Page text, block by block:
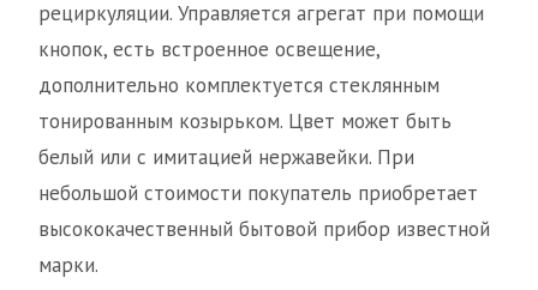
рециркуляции. Управляется агрегат при помощи
кнопок, есть встроенное освещение,
дополнительно комплектуется стеклянным
тонированным козырьком. Цвет может быть
белый или с имитацией нержавейки. При
небольшой стоимости покупатель приобретает
высококачественный бытовой прибор известной
марки.